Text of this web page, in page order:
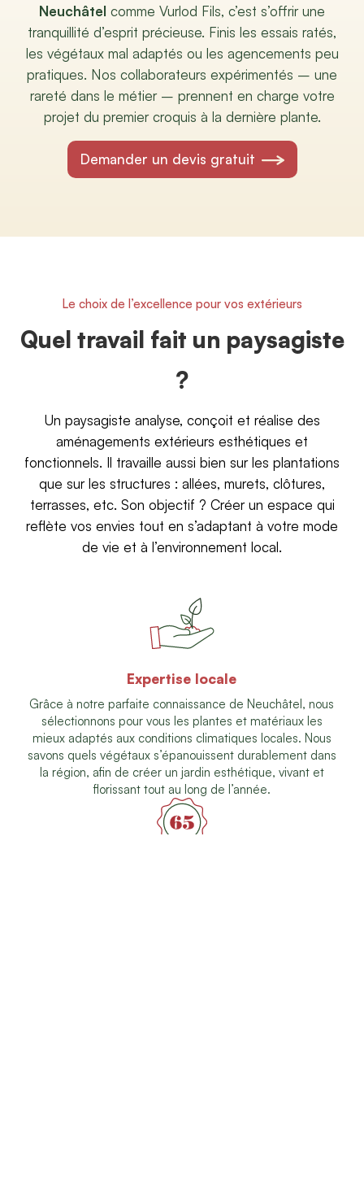
Neuchâtel comme Vurlod Fils, c’est s’offrir une
tranquillité d’esprit précieuse. Finis les essais ratés,
les végétaux mal adaptés ou les agencements peu
pratiques. Nos collaborateurs expérimentés – une
rareté dans le métier – prennent en charge votre
projet du premier croquis à la dernière plante.
Demander un devis gratuit
Le choix de l’excellence pour vos extérieurs
Quel travail fait un paysagiste
?
Un paysagiste analyse, conçoit et réalise des
aménagements extérieurs esthétiques et
fonctionnels. Il travaille aussi bien sur les plantations
que sur les structures : allées, murets, clôtures,
terrasses, etc. Son objectif ? Créer un espace qui
reflète vos envies tout en s’adaptant à votre mode
de vie et à l’environnement local.
Expertise locale
Grâce à notre parfaite connaissance de Neuchâtel, nous
sélectionnons pour vous les plantes et matériaux les
mieux adaptés aux conditions climatiques locales. Nous
savons quels végétaux s’épanouissent durablement dans
la région, afin de créer un jardin esthétique, vivant et
florissant tout au long de l’année.